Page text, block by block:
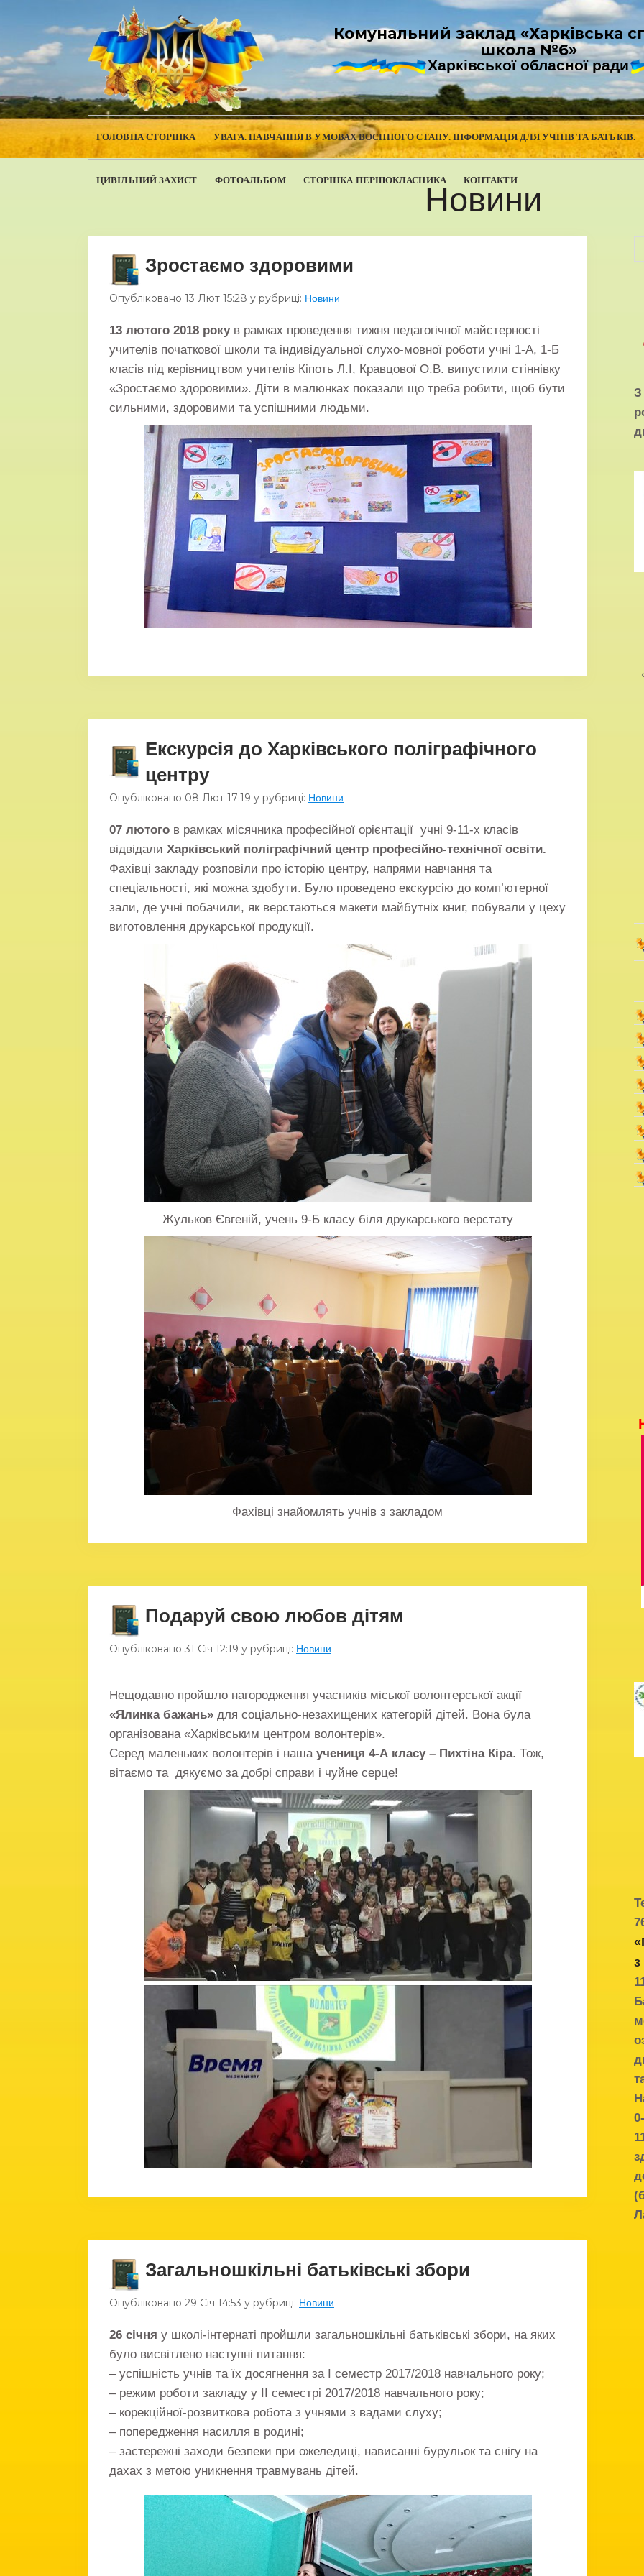
Комунальний заклад «Харківська
школа №6»
Харківської обласної ради
ГОЛОВНА СТОРІНКА УВАГА. НАВЧАННЯ В УМОВАХ ВОЄННОГО СТАНУ. ІНФОРМАЦІЯ ДЛЯ УЧНІВ ТА БАТЬКІВ.
ЦИВІЛЬНИЙ ЗАХИСТ ФОТОАЛЬБОМ СТОРІНКА ПЕРШОКЛАСНИКА КОНТАКТИ
Новини
Зростаємо здоровими
Опубліковано 13 Лют 15:28 у рубриці: Новини
13 лютого 2018 рокув рамках проведення тижня педагогічної майстерності
учителів початкової школи та індивідуальної слухо-мовної роботи учні 1-А, 1-Б
класів під керівництвом учителів Кіпоть Л.І, Кравцової О.В. випустили стіннівку
«Зростаємо здоровими». Діти в малюнках показали що треба робити, щоб бути
сильними, здоровими та успішними людьми.
Екскурсія до Харківського поліграфічного
центру
Опубліковано 08 Лют 17:19 у рубриці: Новини
07 лютого в рамках місячника професійної орієнтації учні 9-11-х класів
відвідали Харківський поліграфічний центр професійно-технічної освіти.
Фахівці закладу розповіли про історію центру, напрями навчання та
спеціальності, які можна здобути. Було проведено екскурсію до комп’ютерної
зали, де учні побачили, як верстаються макети майбутніх книг, побували у цеху
виготовлення друкарської продукції.
Жульков Євгеній, учень 9-Б класу біля друкарського верстату
Фахівці знайомлять учнів з закладом
Подаруй свою любов дітям
Опубліковано 31 Січ 12:19 у рубриці: Новини
Нещодавно пройшло нагородження учасників міської волонтерської акції
«Ялинка бажань» для соціально-незахищених категорій дітей. Вона була
організована «Харківським центром волонтерів».
Серед маленьких волонтерів і наша учениця 4-А класу – Пихтіна Кіра. Тож,
вітаємо та дякуємо за добрі справи і чуйне серце!
Загальношкільні батьківські збори
Опубліковано 29 Січ 14:53 у рубриці: Новини
26 січня у школі-інтернаті пройшли загальношкільні батьківські збори, на яких
було висвітлено наступні питання:
– успішність учнів та їх досягнення за I семестр 2017/2018 навчального року;
– режим роботи закладу у II семестрі 2017/2018 навчального року;
– корекційної-розвиткова робота з учнями з вадами слуху;
– попередження насилля в родині;
– застережні заходи безпеки при ожеледиці, нависанні бурульок та снігу на
дахах з метою уникнення травмувань дітей.
З
з